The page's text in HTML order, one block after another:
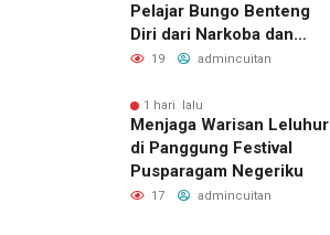
Pelajar Bungo Benteng
Diri dari Narkoba dan
Judol
19 admincuitan
1 hari lalu
Menjaga Warisan Leluhur
di Panggung Festival
Pusparagam Negeriku
17 admincuitan